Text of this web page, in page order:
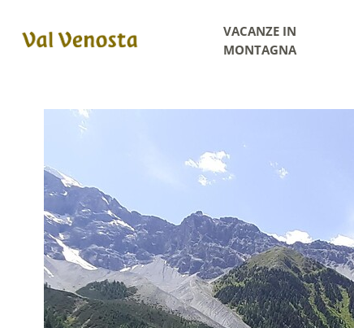
VACANZE IN
MONTAGNA